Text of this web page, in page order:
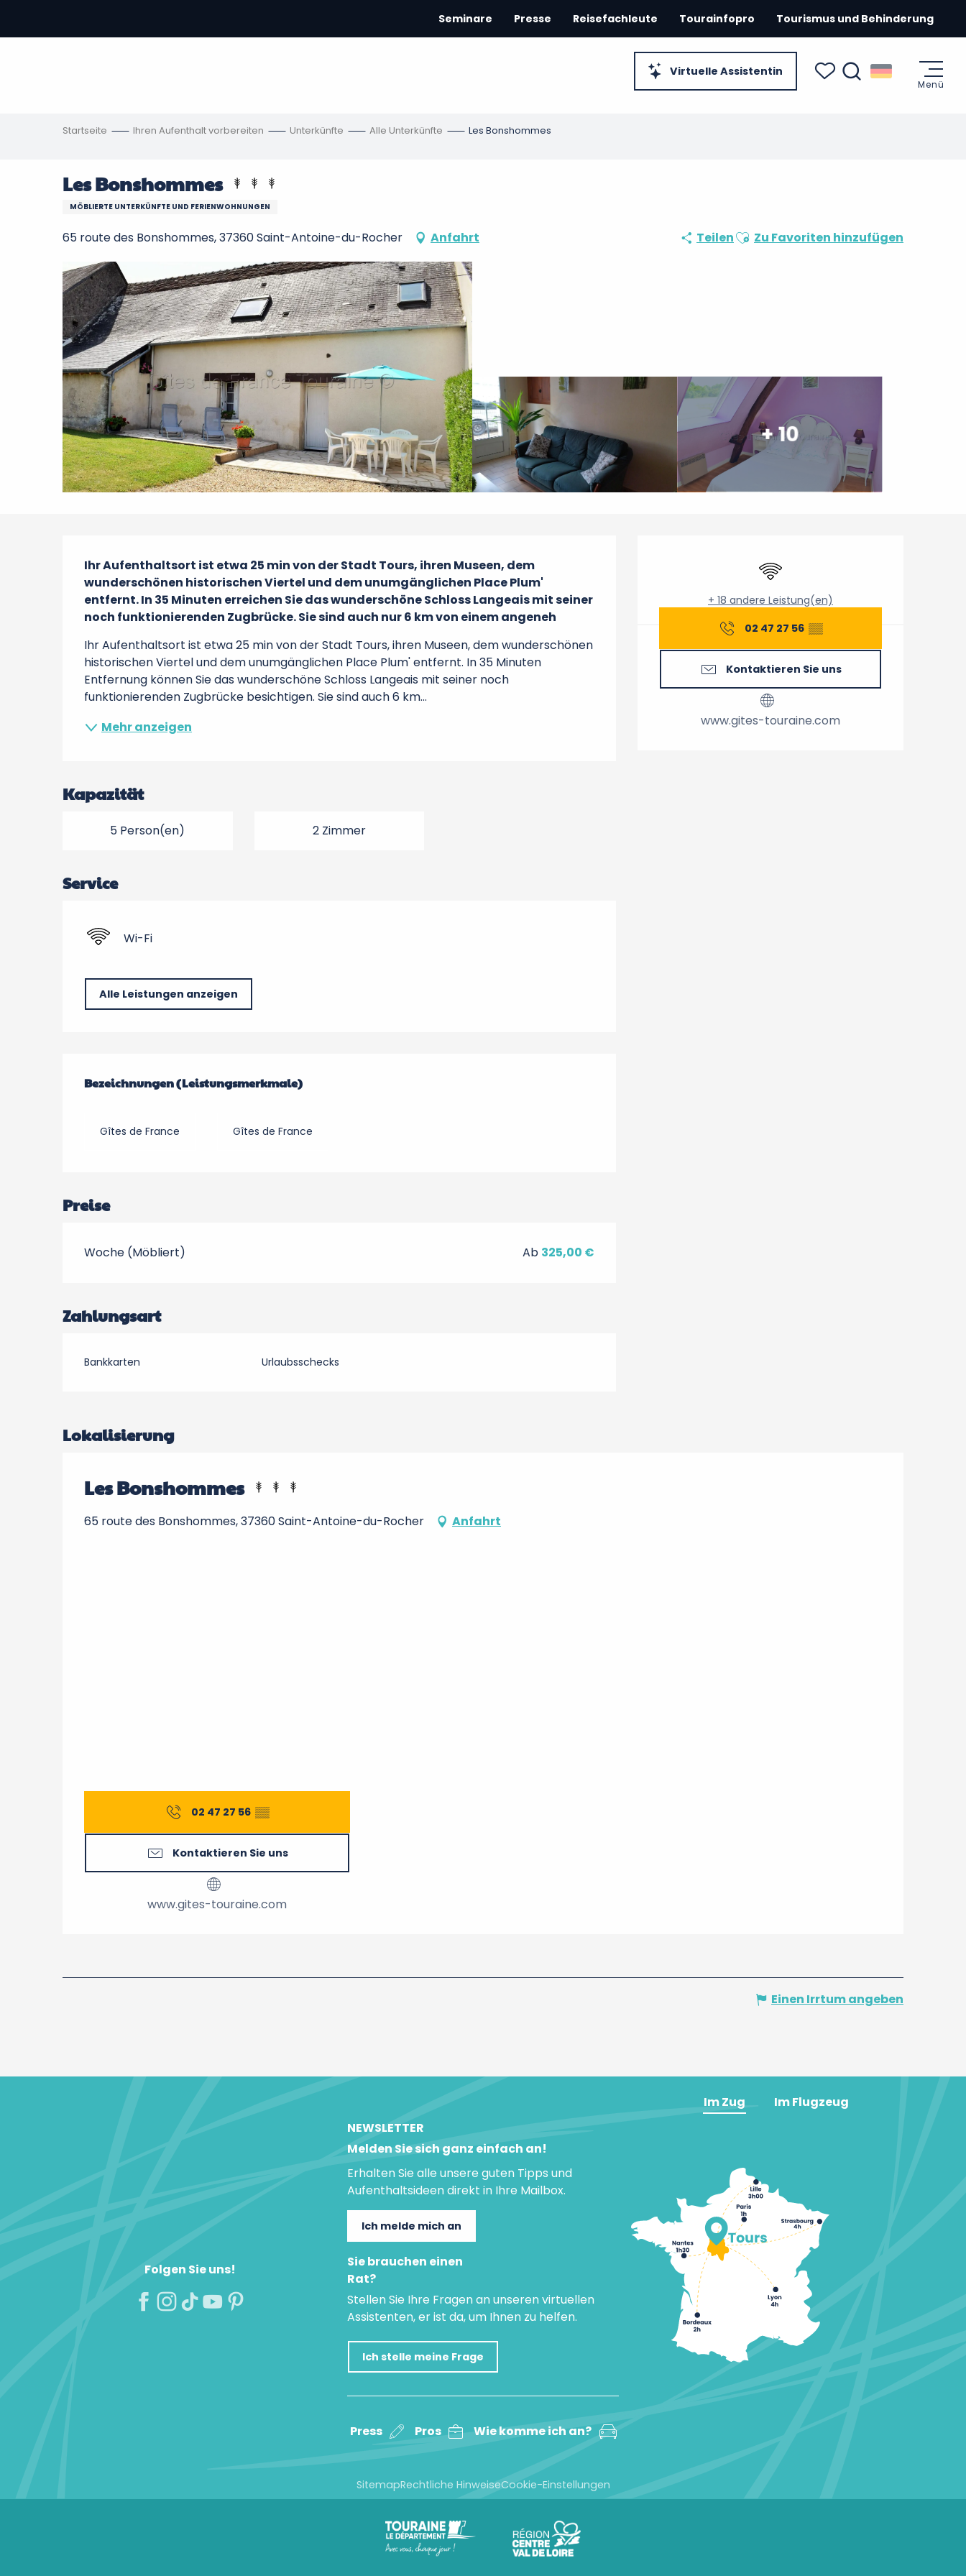
contenu
Virtuelle Assistentin
Seminare Presse Reisefachleute Tourainfopro Tourismus und Behinderung
Menü
Startseite Ihren Aufenthalt vorbereiten Unterkünfte Alle Unterkünfte Les Bonshommes
Les Bonshommes
MÖBLIERTE UNTERKÜNFTE UND FERIENWOHNUNGEN
65 route des Bonshommes, 37360 Saint-Antoine-du-Rocher Anfahrt TeilenAjouter aux favoris
Zu Favoriten hinzufügen
+ 10
Öffnungszeiten &
Wi-Fi
+ 18 andere Leistung(en)
02 47 27 56 ▒▒
Kontaktieren Sie uns
www.gites-touraine.com
Beschreibung
Ihr Aufenthaltsort ist etwa 25 min von der Stadt Tours, ihren Museen, dem
wunderschönen historischen Viertel und dem unumgänglichen Place Plum'
entfernt. In 35 Minuten erreichen Sie das wunderschöne Schloss Langeais mit seiner
noch funktionierenden Zugbrücke. Sie sind auch nur 6 km von einem angeneh
Ihr Aufenthaltsort ist etwa 25 min von der Stadt Tours, ihren Museen, dem wunderschönen
historischen Viertel und dem unumgänglichen Place Plum' entfernt. In 35 Minuten
Entfernung können Sie das wunderschöne Schloss Langeais mit seiner noch
funktionierenden Zugbrücke besichtigen. Sie sind auch 6 km...
Mehr anzeigen
Kapazität
5 Person(en) 2 Zimmer
Service
Wi-Fi
Alle Leistungen anzeigen
Leistungensmöglichkeiten
Bezeichnungen (Leistungsmerkmale)
Bezeichnungen (Leistungsmerkmale)
Gîtes de France Gîtes de France
Preise
Woche (Möbliert) Ab 325,00 €
Zahlungsart
Bankkarten Urlaubsschecks
Lokalisierung
Les Bonshommes
65 route des Bonshommes, 37360 Saint-Antoine-du-Rocher Anfahrt
02 47 27 56 ▒▒
Kontaktieren Sie uns
www.gites-touraine.com
Einen Irrtum angeben
Folgen Sie uns!
NEWSLETTER
Melden Sie sich ganz einfach an!
Erhalten Sie alle unsere guten Tipps und
Aufenthaltsideen direkt in Ihre Mailbox.
Ich melde mich an
Sie brauchen einen
Rat?
Stellen Sie Ihre Fragen an unseren virtuellen
Assistenten, er ist da, um Ihnen zu helfen.
Ich stelle meine Frage
Press Pros Wie komme ich an?
Im Zug Im Flugzeug
SitemapRechtliche HinweiseCookie-Einstellungen